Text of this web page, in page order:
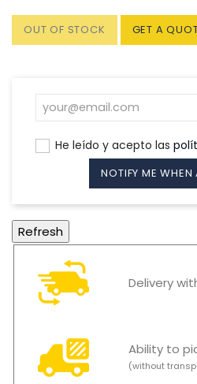
OUT OF STOCK GET A
He leído y acepto las
NOTIFY ME WHEN
Delivery
Ability to
(without